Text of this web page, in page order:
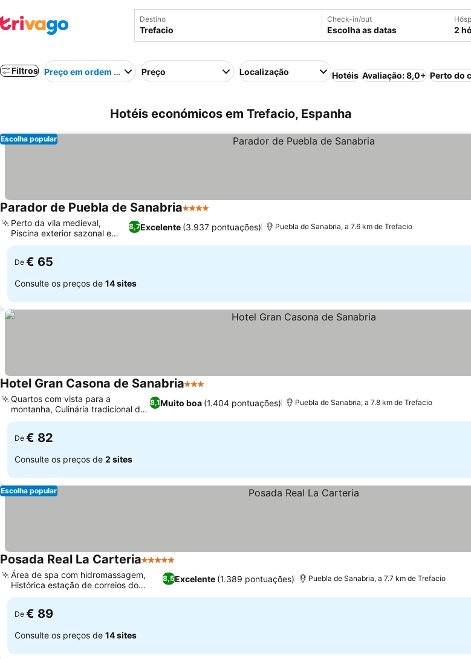
Destino Check-in/out
Escolha as datas 2
Filtros Preço em ordem crescentePreço Localização Hotéis Avaliação: 8,0+ Perto do
Hotéis económicos em Trefacio, Espanha
Escolha popular
Parador de Puebla de Sanabria4 Estrelas
8,7Excelente (3.937 pontuações)
Perto da vila medieval,
Piscina exterior sazonal e
jardim
Puebla de Sanabria, a 7.6 km de Trefacio
De € 65
Consulte os preços de 14 sites
Hotel Gran Casona de Sanabria3 Estrelas
8,1Muito boa (1.404 pontuações)
Quartos com vista para a
montanha, Culinária tradicional de
Sanabria
Puebla de Sanabria, a 7.8 km de Trefacio
De € 82
Consulte os preços de 2 sites
Escolha popular
Posada Real La Carteria5 Estrelas
8,5Excelente (1.389 pontuações)
Área de spa com hidromassagem,
Histórica estação de correios do
século XVIII
Puebla de Sanabria, a 7.7 km de Trefacio
De € 89
Consulte os preços de 14 sites